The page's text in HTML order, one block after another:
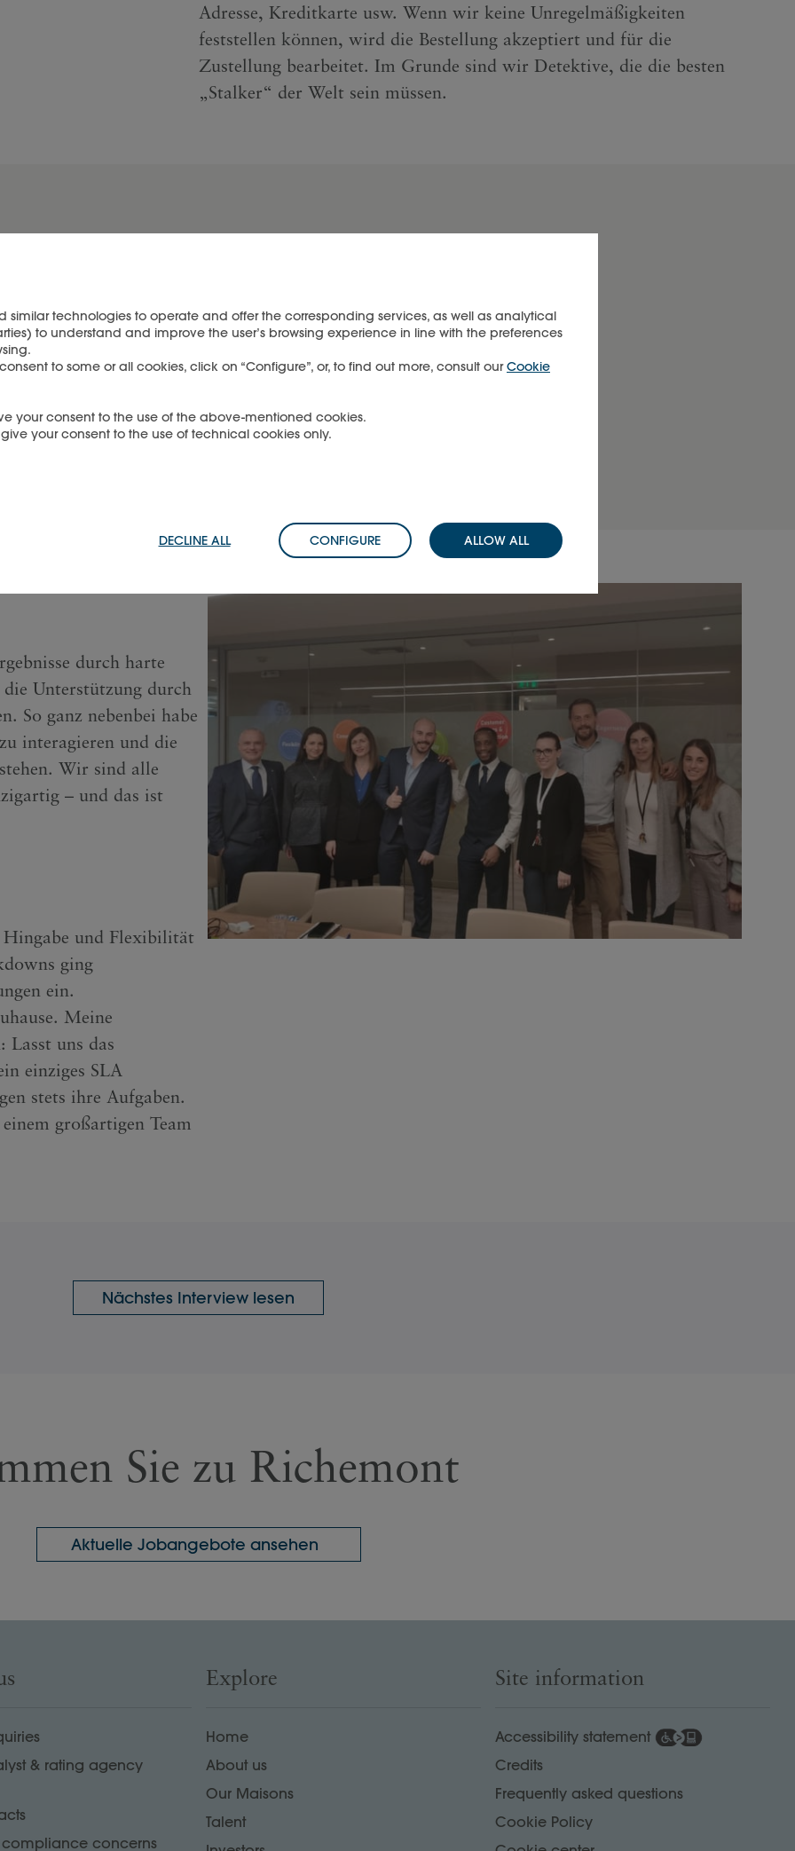
Adresse, Kreditkarte usw. Wenn wir keine Unregelmäßigkeiten
feststellen können, wird die Bestellung akzeptiert und für die
Zustellung bearbeitet. Im Grunde sind wir Detektive, die die besten
„Stalker“ der Welt sein müssen.
Fehler machen, und wir alle
Fehler machen. Wir müssen
Fehler eingestehen, um uns zu
durch harte
Unterstützung durch
So ganz nebenbei habe
interagieren und die
Wir sind alle
– und das ist
Hingabe und Flexibilität
ging
ein.
Meine
uns das
einziges SLA
stets ihre Aufgaben.
großartigen Team
Nächstes Interview lesen
Sie zu Richemont
Aktuelle Jobangebote ansehen
& rating agency
compliance concerns
Explore
Home
About us
Our Maisons
Talent
Site information
Accessibility statement
Credits
Frequently asked questions
Cookie Policy
similar technologies to operate and offer the corresponding services, as well as analytical
to understand and improve the user’s browsing experience in line with the preferences
to some or all cookies, click on “Configure”, or, to find out more, consult ourCookie
your consent to the use of the above-mentioned cookies.
your consent to the use of technical cookies only.
DECLINE ALL CONFIGURE ALLOW ALL